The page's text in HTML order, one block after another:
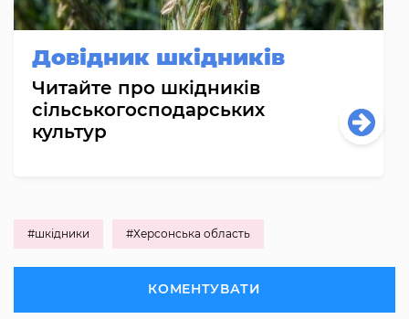
Довідник шкідників
Читайте про шкідників
сільськогосподарських
культур
#шкідники #Херсонська область
КОМЕНТУВАТИ